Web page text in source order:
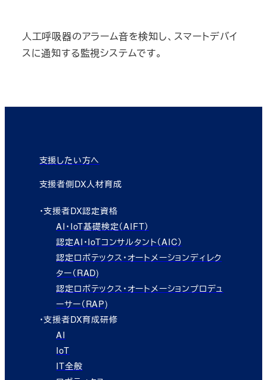
人工呼吸器のアラーム音を検知し、スマートデバイ
スに通知する監視システムです。
支援したい方へ
支援者側DX人材育成
・支援者DX認定資格
AI・IoT基礎検定（AIFT）
認定AI・IoTコンサルタント（AIC）
認定ロボテックス・オートメーションディレク
ター（RAD)
認定ロボテックス・オートメーションプロデュ
ーサー（RAP)
・支援者DX育成研修
AI
IoT
IT全般